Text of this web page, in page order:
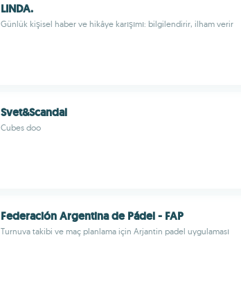
LINDA.
Günlük kişisel haber ve hikâye karışımı: bilgilendirir, ilham verir
Svet&Scandal
Cubes doo
Federación Argentina de Pádel - FAP
Turnuva takibi ve maç planlama için Arjantin padel uygulaması